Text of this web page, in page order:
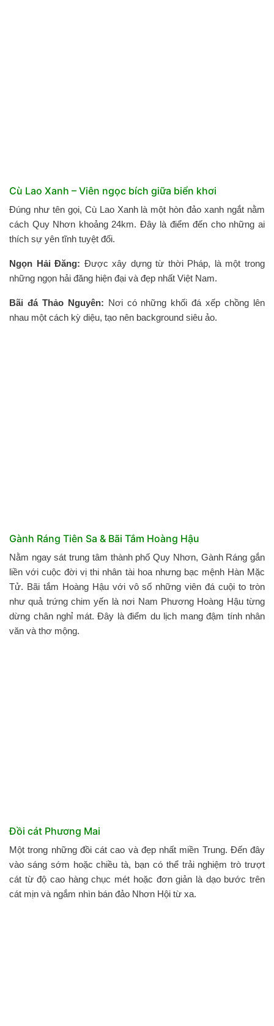
Cù Lao Xanh – Viên ngọc bích giữa biển khơi
Đúng như tên gọi, Cù Lao Xanh là một hòn đảo xanh ngắt nằm
cách Quy Nhơn khoảng 24km. Đây là điểm đến cho những ai
thích sự yên tĩnh tuyệt đối.
Ngọn Hải Đăng: Được xây dựng từ thời Pháp, là một trong
những ngọn hải đăng hiện đại và đẹp nhất Việt Nam.
Bãi đá Thảo Nguyên: Nơi có những khối đá xếp chồng lên
nhau một cách kỳ diệu, tạo nên background siêu ảo.
Gành Ráng Tiên Sa & Bãi Tắm Hoàng Hậu
Nằm ngay sát trung tâm thành phố Quy Nhơn, Gành Ráng gắn
liền với cuộc đời vị thi nhân tài hoa nhưng bạc mệnh Hàn Mặc
Tử. Bãi tắm Hoàng Hậu với vô số những viên đá cuội to tròn
như quả trứng chim yến là nơi Nam Phương Hoàng Hậu từng
dừng chân nghỉ mát. Đây là điểm du lịch mang đậm tính nhân
văn và thơ mộng.
Đồi cát Phương Mai
Một trong những đồi cát cao và đẹp nhất miền Trung. Đến đây
vào sáng sớm hoặc chiều tà, bạn có thể trải nghiệm trò trượt
cát từ độ cao hàng chục mét hoặc đơn giản là dạo bước trên
cát mịn và ngắm nhìn bán đảo Nhơn Hội từ xa.